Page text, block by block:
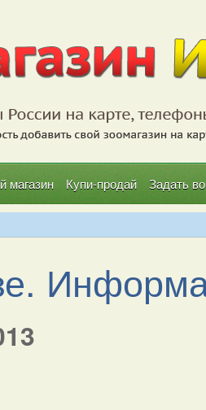
магазин Купи-продай Задать